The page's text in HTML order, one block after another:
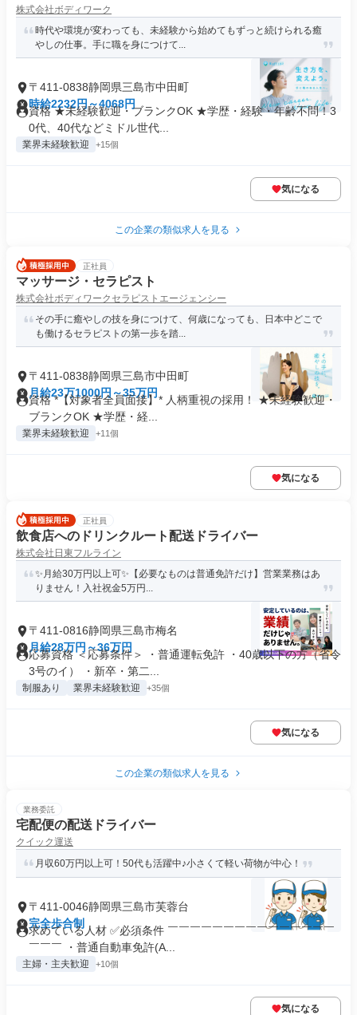
株式会社ボディワーク
時代や環境が変わっても、未経験から始めてもずっと続けられる癒
やしの仕事。手に職を身につけて...
〒411-0838静岡県三島市中田町
時給2232円～4068円
資格 ★未経験歓迎・ブランクOK ★学歴・経験・年齢不問！3
0代、40代などミドル世代...
業界未経験歓迎 +15個
気になる
この企業の類似求人を見る
正社員
マッサージ・セラピスト
株式会社ボディワークセラピストエージェンシー
その手に癒やしの技を身につけて、何歳になっても、日本中どこで
も働けるセラピストの第一歩を踏...
〒411-0838静岡県三島市中田町
月給23万1000円～35万円
資格 *【対象者全員面接】* 人柄重視の採用！ ★未経験歓迎・
ブランクOK ★学歴・経...
業界未経験歓迎 +11個
気になる
正社員
飲食店へのドリンクルート配送ドライバー
株式会社日東フルライン
✨️月給30万円以上可✨️【必要なものは普通免許だけ】営業業務はあ
りません！入社祝金5万円...
〒411-0816静岡県三島市梅名
月給28万円～36万円
応募資格 ＜応募条件＞ ・普通運転免許 ・40歳以下の方（省令
3号のイ） ・新卒・第二...
制服あり 業界未経験歓迎 +35個
気になる
この企業の類似求人を見る
業務委託
宅配便の配送ドライバー
クイック運送
月収60万円以上可！50代も活躍中♪小さくて軽い荷物が中心！
〒411-0046静岡県三島市芙蓉台
完全歩合制
求めている人材 ✅必須条件 ￣￣￣￣￣￣￣￣￣￣￣￣￣￣￣
￣￣￣ ・普通自動車免許(A...
主婦・主夫歓迎 +10個
気になる